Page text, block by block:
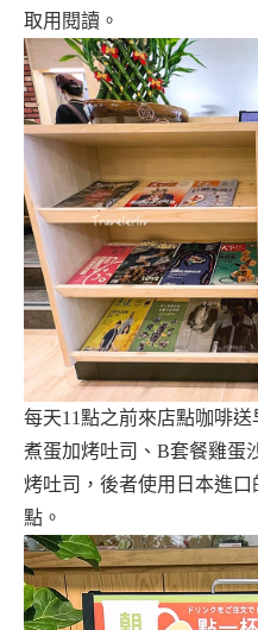
取用閱讀。
每天11點之前來店點咖啡
煮蛋加烤吐司、 B套餐雞蛋
烤吐司，後者使用日本進
點。